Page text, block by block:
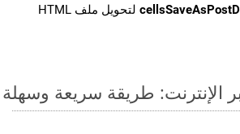
لتحويل ملف HTML